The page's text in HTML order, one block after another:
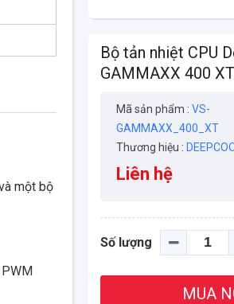
một bộ
Bộ tản nhiệt CPU
GAMMAXX 400 XT
Mã sản phẩm : VS-
GAMMAXX_400_XT
Thương hiệu :
Liên hệ
Số lượng
MUA